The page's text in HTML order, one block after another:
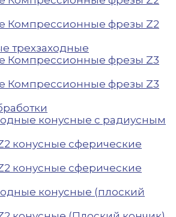
Компрессионные фрезы Z2
трехзаходные
Компрессионные фрезы Z3
Компрессионные фрезы Z3
конусные с радиусным
конусные сферические
конусные сферические
конусные (плоский